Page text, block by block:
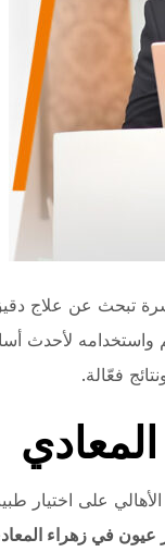
تبحث عن علاج
واستخدامه لأحدث
فعّالة.
على اختيار
عيون في زهراء